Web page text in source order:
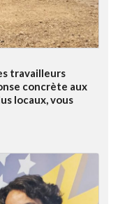
travailleurs
concrète aux
locaux, vous